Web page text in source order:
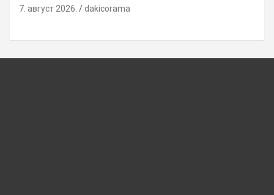
7. август 2026. dakicorama